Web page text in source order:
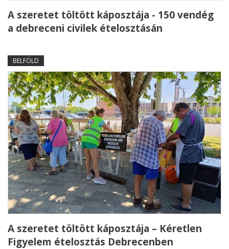
A szeretet töltött káposztája - 150 vendég
a debreceni civilek ételosztásán
BELFÖLD
A szeretet töltött káposztája – Kéretlen
Figyelem ételosztás Debrecenben